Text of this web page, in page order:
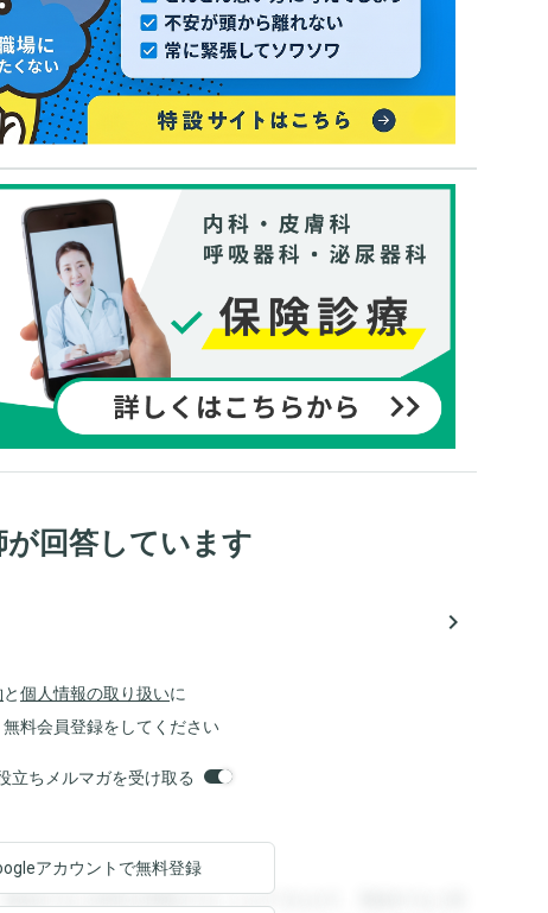
が回答しています
navigate_next
と個人情報の取り扱いに
料会員登録をしてください
立ちメルマガを受け取る
録すると回答を閲覧することができます。登録すると回
アカウントで無料登録